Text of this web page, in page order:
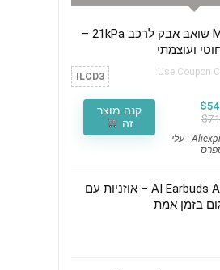
Mijia שואב אבק לרכב 21kPa –
ועוצמתי
Use Coupon
ILCD3
Aliexpress - עלי
קנה מוצר
זה
AI Earbuds ANC – אוזניות עם
בזמן אמת